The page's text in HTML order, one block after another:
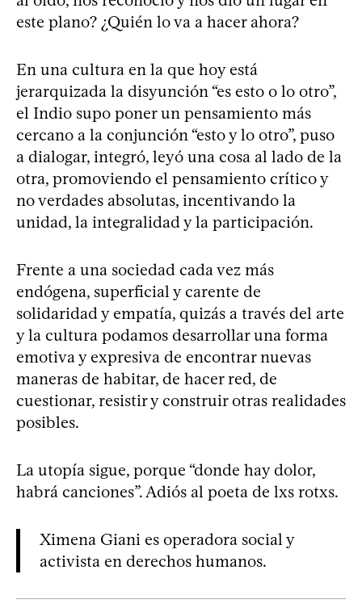
este plano? ¿Quién lo va a hacer ahora?
En una cultura en la que hoy está
jerarquizada la disyunción “es esto o lo otro”,
el Indio supo poner un pensamiento más
cercano a la conjunción “esto y lo otro”, puso
a dialogar, integró, leyó una cosa al lado de la
otra, promoviendo el pensamiento crítico y
no verdades absolutas, incentivando la
unidad, la integralidad y la participación.
Frente a una sociedad cada vez más
endógena, superficial y carente de
solidaridad y empatía, quizás a través del arte
y la cultura podamos desarrollar una forma
emotiva y expresiva de encontrar nuevas
maneras de habitar, de hacer red, de
cuestionar, resistir y construir otras realidades
posibles.
La utopía sigue, porque “donde hay dolor,
habrá canciones”. Adiós al poeta de lxs rotxs.
Ximena Giani es operadora social y
activista en derechos humanos.